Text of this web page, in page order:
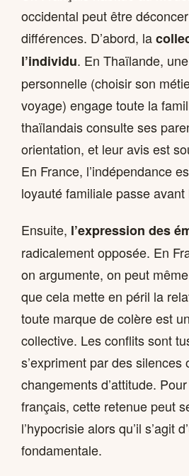
occidental peut être
différences. D’abord, la
l’individu. En Thaïlande,
personnelle (choisir son
voyage) engage toute la
thaïlandais consulte ses
orientation, et leur avis est
En France, l’indépendance
loyauté familiale passe avant
Ensuite, l’expression des
radicalement opposée. En
on argumente, on peut
que cela mette en péril la
toute marque de colère est
collective. Les conflits sont
s’expriment par des silences
changements d’attitude.
français, cette retenue peut
l’hypocrisie alors qu’il s’agit
fondamentale.